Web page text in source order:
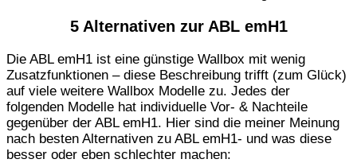
5 Alternativen zur ABL emH1
Die ABL emH1 ist eine günstige Wallbox mit wenig
Zusatzfunktionen – diese Beschreibung trifft (zum Glück)
auf viele weitere Wallbox Modelle zu. Jedes der
folgenden Modelle hat individuelle Vor- & Nachteile
gegenüber der ABL emH1. Hier sind die meiner Meinung
nach besten Alternativen zu ABL emH1- und was diese
besser oder eben schlechter machen: